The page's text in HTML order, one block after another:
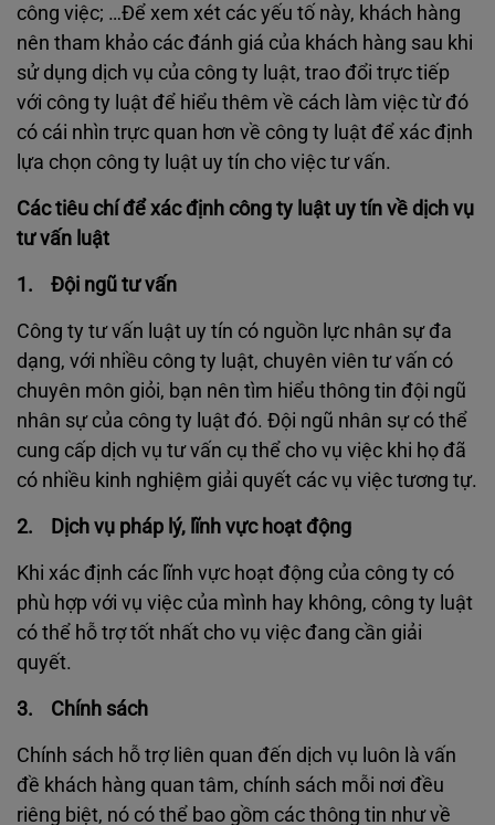
công việc; …Để xem xét các yếu tố này, khách hàng
nên tham khảo các đánh giá của khách hàng sau khi
sử dụng dịch vụ của công ty luật, trao đổi trực tiếp
với công ty luật để hiểu thêm về cách làm việc từ đó
có cái nhìn trực quan hơn về công ty luật để xác định
lựa chọn công ty luật uy tín cho việc tư vấn.
Các tiêu chí để xác định công ty luật uy tín về dịch vụ
tư vấn luật
1. Đội ngũ tư vấn
Công ty tư vấn luật uy tín có nguồn lực nhân sự đa
dạng, với nhiều công ty luật, chuyên viên tư vấn có
chuyên môn giỏi, bạn nên tìm hiểu thông tin đội ngũ
nhân sự của công ty luật đó. Đội ngũ nhân sự có thể
cung cấp dịch vụ tư vấn cụ thể cho vụ việc khi họ đã
có nhiều kinh nghiệm giải quyết các vụ việc tương tự.
2. Dịch vụ pháp lý, lĩnh vực hoạt động
Khi xác định các lĩnh vực hoạt động của công ty có
phù hợp với vụ việc của mình hay không, công ty luật
có thể hỗ trợ tốt nhất cho vụ việc đang cần giải
quyết.
3. Chính sách
Chính sách hỗ trợ liên quan đến dịch vụ luôn là vấn
đề khách hàng quan tâm, chính sách mỗi nơi đều
riêng biệt, nó có thể bao gồm các thông tin như về